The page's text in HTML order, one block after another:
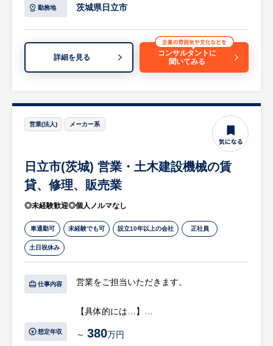
いただき、その後エリア統括責任者等へのス
・社内研修(ビジネスマナー研修・コミュニ
ケーションスキルアップ研修)や海外研修を
行い、社員のスキル向上を図っております。
びダンプ、トラック等車両の点検、整備、修
・会社保有の機械だけでなく、お客様所有の
各種機械の修理、点検を受ける場合もござい
ます。
・今までの経験を活かし、長く勤めていただ
ける方はもちろんの事、未経験者でもやる気
のある方を、丁寧に指導育成いたしますので
安心してお仕事を覚えていただけます。
・配属部署：小山営業所に配属となります。
営業1名(責任者40代)、サービス(整備)3名(嘱
計6名体制です。
・業界、職種未経験で入社し、活躍している
先輩社員も多数おります。・入社後、スキル
なります。
ケーションスキルアップ研修)や海外研修を
行い、社員のスキル向上を図っております。
勤務地 茨城県日立市
詳細を見る
コンサルタントに
聞いてみる
営業(法人) メーカー系
日立市(茨城) 営業・土木建設機械の賃
貸、修理、販売業
◎未経験歓迎◎個人ノルマなし
車通勤可 未経験でも可 設立10年以上の会社 正社員
土日祝休み
仕事内容 営業をご担当いただきます。
【具体的には…】
し、各種工事用機械のレンタルを促進する営
想定年収 ～ 380万円